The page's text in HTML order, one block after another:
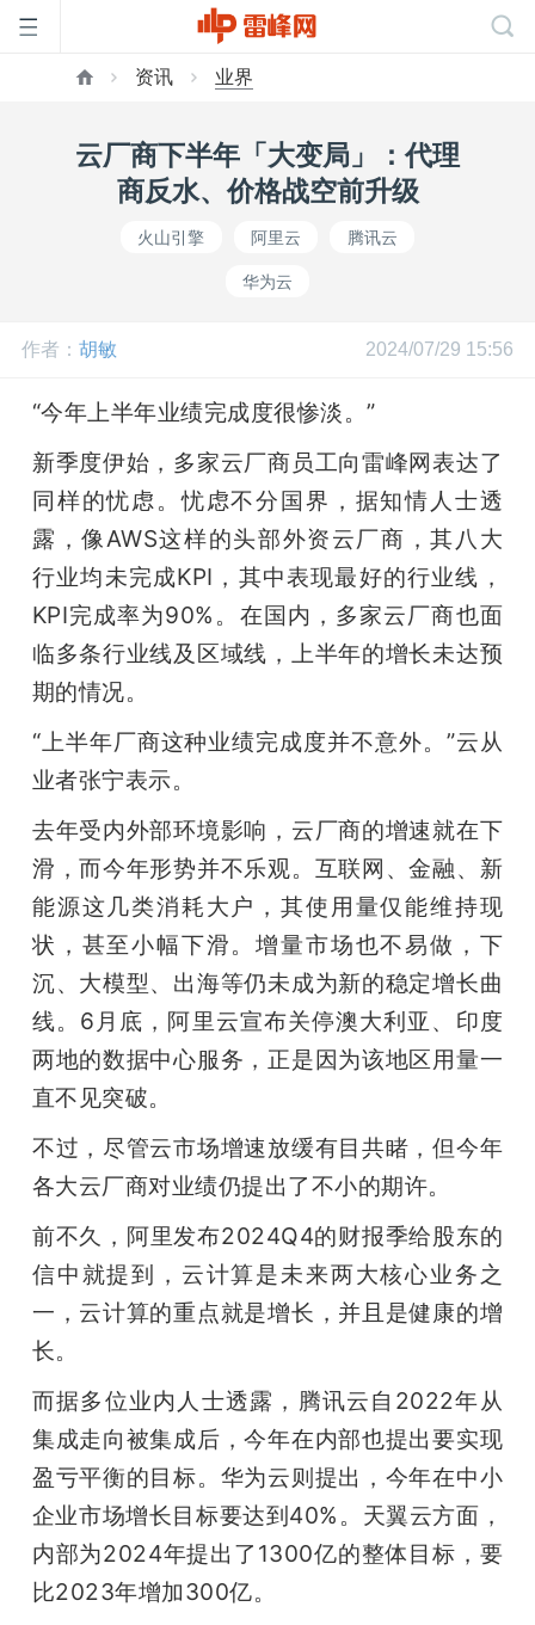
公
开
课
活
动
中
心
题
爱
搞
机
资讯 业界
云厂商下半年「大变局」：代理
商反水、价格战空前升级
火山引擎 阿里云 腾讯云
华为云
作者： 胡敏 2024/07/29 15:56
“今年上半年业绩完成度很惨淡。”
新季度伊始，多家云厂商员工向雷峰网表达了
同样的忧虑。忧虑不分国界，据知情人士透
露，像AWS这样的头部外资云厂商，其八大
行业均未完成KPI，其中表现最好的行业线，
KPI完成率为90%。在国内，多家云厂商也面
临多条行业线及区域线，上半年的增长未达预
期的情况。
“上半年厂商这种业绩完成度并不意外。”云从
业者张宁表示。
去年受内外部环境影响，云厂商的增速就在下
滑，而今年形势并不乐观。互联网、金融、新
能源这几类消耗大户，其使用量仅能维持现
状，甚至小幅下滑。增量市场也不易做，下
沉、大模型、出海等仍未成为新的稳定增长曲
线。6月底，阿里云宣布关停澳大利亚、印度
两地的数据中心服务，正是因为该地区用量一
直不见突破。
不过，尽管云市场增速放缓有目共睹，但今年
各大云厂商对业绩仍提出了不小的期许。
前不久，阿里发布2024Q4的财报季给股东的
信中就提到，云计算是未来两大核心业务之
一，云计算的重点就是增长，并且是健康的增
长。
而据多位业内人士透露，腾讯云自2022年从
集成走向被集成后，今年在内部也提出要实现
盈亏平衡的目标。华为云则提出，今年在中小
企业市场增长目标要达到40%。天翼云方面，
内部为2024年提出了1300亿的整体目标，要
比2023年增加300亿。